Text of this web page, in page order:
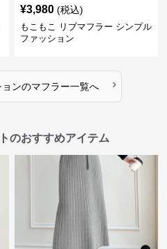
¥3,980 (税込)
もこもこ リブマフラー シンプル
ファッション
ンのマフラー一覧へ ›
のおすすめアイテム